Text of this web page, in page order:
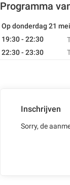
Programma
Op donderdag 21
19:30 - 22:30
22:30 - 23:30
Inschrijven
Sorry, de